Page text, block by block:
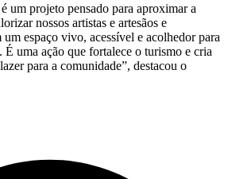
um projeto pensado para aproximar a
nossos artistas e artesãos e
espaço vivo, acessível e acolhedor para
É uma ação que fortalece o turismo e cria
para a comunidade”, destacou o